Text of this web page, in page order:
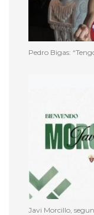
Pedro Bigas:
Javi Morcillo,